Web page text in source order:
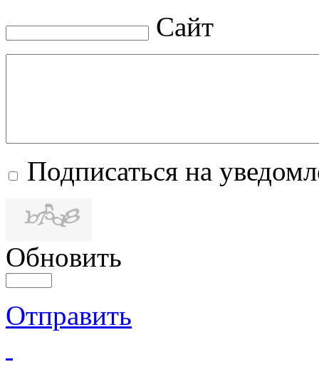
Сайт
Подписаться на
Обновить
Отправить